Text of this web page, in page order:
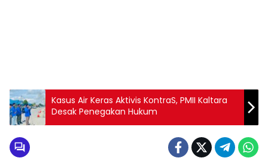
Kasus Air Keras Aktivis KontraS, PMII Kaltara
Desak Penegakan Hukum